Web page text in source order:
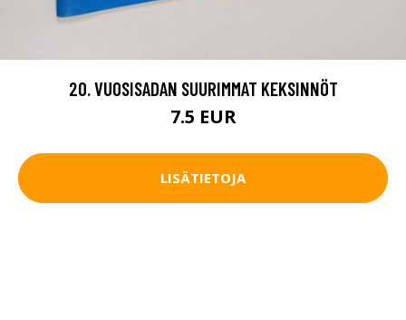
20. VUOSISADAN SUURIMMAT KEKSINNÖT
7.5 EUR
LISÄTIETOJA